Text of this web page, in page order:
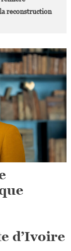
reconstruction
d’Ivoire